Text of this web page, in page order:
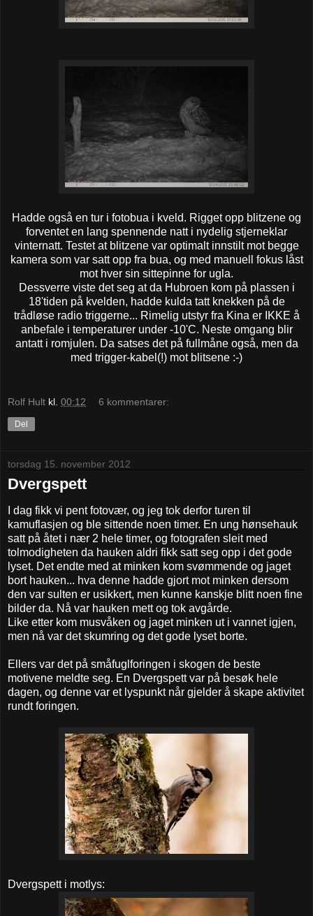
Hadde også en tur i fotobua i kveld. Rigget opp blitzene og
forventet en lang spennende natt i nydelig stjerneklar
vinternatt. Testet at blitzene var optimalt innstilt mot begge
kamera som var satt opp fra bua, og med manuell fokus låst
mot hver sin sittepinne for ugla.
Dessverre viste det seg at da Hubroen kom på plassen i
18'tiden på kvelden, hadde kulda tatt knekken på de
trådløse radio triggerne... Rimelig utstyr fra Kina er IKKE å
anbefale i temperaturer under -10'C. Neste omgang blir
antatt i romjulen. Da satses det på fullmåne også, men da
med trigger-kabel(!) mot blitsene :-)
Rolf Hult kl. 00:12 6 kommentarer:
Del
torsdag 15. november 2012
Dvergspett
I dag fikk vi pent fotovær, og jeg tok derfor turen til
kamuflasjen og ble sittende noen timer. En ung hønsehauk
satt på åtet i nær 2 hele timer, og fotografen sleit med
tolmodigheten da hauken aldri fikk satt seg opp i det gode
lyset. Det endte med at minken kom svømmende og jaget
bort hauken... hva denne hadde gjort mot minken dersom
den var sulten er usikkert, men kunne kanskje blitt noen fine
bilder da. Nå var hauken mett og tok avgårde.
Like etter kom musvåken og jaget minken ut i vannet igjen,
men nå var det skumring og det gode lyset borte.
Ellers var det på småfuglforingen i skogen de beste
motivene meldte seg. En Dvergspett var på besøk hele
dagen, og denne var et lyspunkt når gjelder å skape aktivitet
rundt foringen.
Dvergspett i motlys: